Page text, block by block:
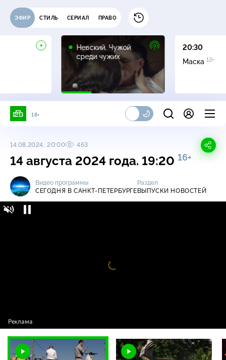
ЭФИР СТИЛЬ СЕРИАЛ ПРАВО
Невский. Чужой
среди чужих
16+
20:30
Маска 12+
18+
14.08.2024, 20:00 463
14 августа 2024 года. 19:20 16+
Видео программы
СЕГОДНЯ В САНКТ-ПЕТЕРБУРГЕ
Раздел
ВЫПУСКИ НОВОСТЕЙ
Видео
проигрыватель